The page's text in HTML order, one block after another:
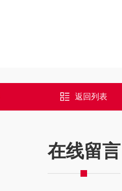
返回列表
在线留言